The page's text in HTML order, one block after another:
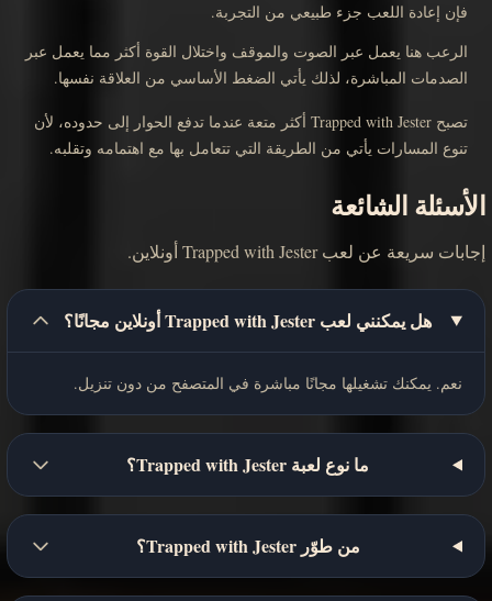
فإن إعادة اللعب جزء طبيعي من التجربة.
الرعب هنا يعمل عبر الصوت والموقف واختلال القوة أكثر مما يعمل عبر
الصدمات المباشرة، لذلك يأتي الضغط الأساسي من العلاقة نفسها.
تصبح Trapped with Jester أكثر متعة عندما تدفع الحوار إلى حدوده، لأن
تنوع المسارات يأتي من الطريقة التي تتعامل بها مع اهتمامه وتقلبه.
الأسئلة الشائعة
إجابات سريعة عن لعب Trapped with Jester أونلاين.
هل يمكنني لعب Trapped with Jester أونلاين مجانًا؟
نعم. يمكنك تشغيلها مجانًا مباشرة في المتصفح من دون تنزيل.
ما نوع لعبة Trapped with Jester؟
من طوّر Trapped with Jester؟